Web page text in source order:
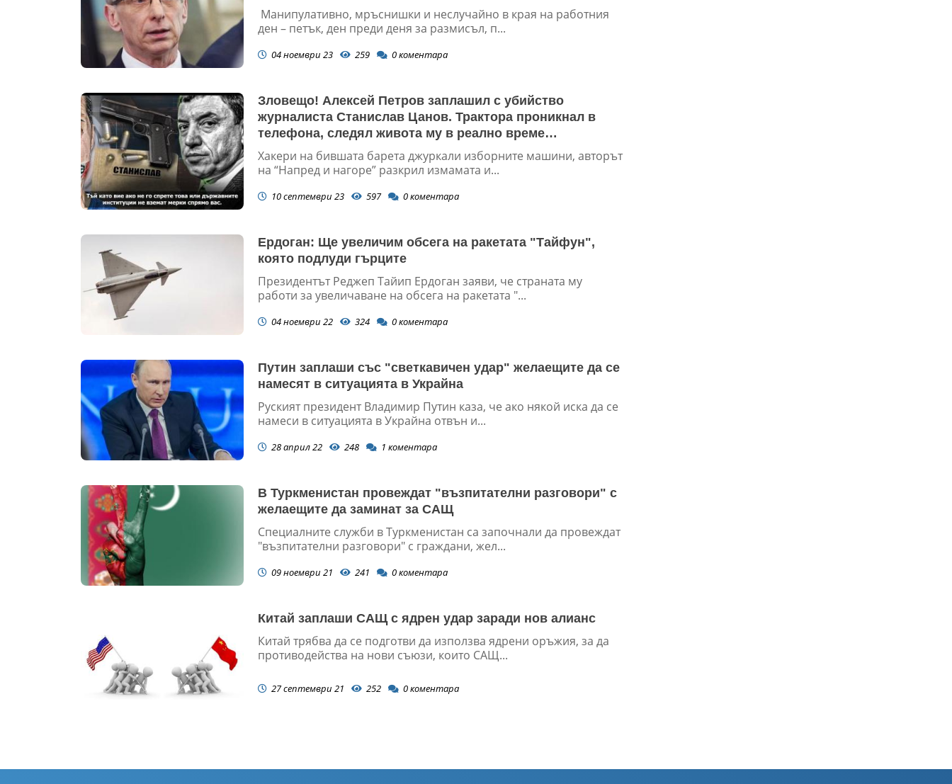
ИСКА ОСТАВКАТА НА ШЕФА НА ДАНС, БЕЗ ЗАСЕДАНИЕ
НА МС, А КАТО ПОЛЗВА КУРИЕР...
Манипулативно, мръснишки и неслучайно в края на работния
ден – петък, ден преди деня за размисъл, п...
04 ноември 23 259 0коментара
Зловещо! Алексей Петров заплашил с убийство
журналиста Станислав Цанов. Трактора проникнал в
телефона, следял живота му в реално време
(Ексклузивен запис)
Хакери на бившата барета джуркали изборните машини, авторът
на “Напред и нагоре” разкрил измамата и...
10 септември 23 597 0коментара
Ердоган: Ще увеличим обсега на ракетата "Тайфун",
която подлуди гърците
Президентът Реджеп Тайип Ердоган заяви, че страната му
работи за увеличаване на обсега на ракетата "...
04 ноември 22 324 0коментара
Путин заплаши със "светкавичен удар" желаещите да се
намесят в ситуацията в Украйна
Руският президент Владимир Путин каза, че ако някой иска да се
намеси в ситуацията в Украйна отвън и...
28 април 22 248 1 коментара
В Туркменистан провеждат "възпитателни разговори" с
желаещите да заминат за САЩ
Специалните служби в Туркменистан са започнали да провеждат
"възпитателни разговори" с граждани, жел...
09 ноември 21 241 0коментара
Китай заплаши САЩ с ядрен удар заради нов алианс
Китай трябва да се подготви да използва ядрени оръжия, за да
противодейства на нови съюзи, които САЩ...
27 септември 21 252 0коментара